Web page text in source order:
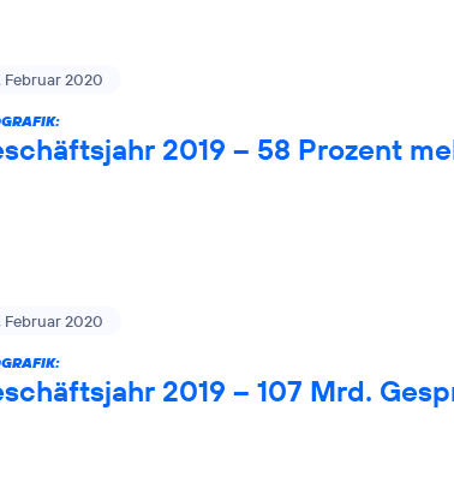
Februar 2020
2019 – 58 Prozent
Februar 2020
2019 – 107 Mrd.